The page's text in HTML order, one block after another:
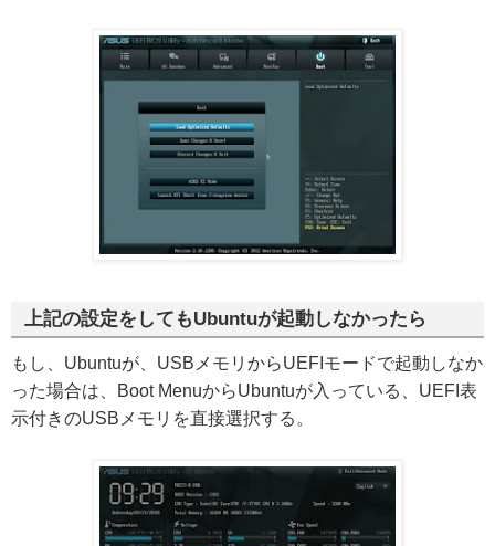
上記の設定をしてもUbuntuが起動しなかったら
もし、Ubuntuが、USBメモリからUEFIモードで起動しなか
った場合は、Boot MenuからUbuntuが入っている、UEFI表
示付きのUSBメモリを直接選択する。